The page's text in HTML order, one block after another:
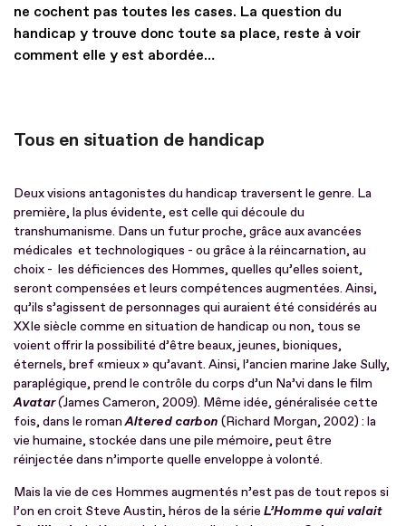
ne cochent pas toutes les cases. La question du
handicap y trouve donc toute sa place, reste à voir
comment elle y est abordée…
Tous en situation de handicap
Deux visions antagonistes du handicap traversent le genre. La
première, la plus évidente, est celle qui découle du
transhumanisme. Dans un futur proche, grâce aux avancées
médicales et technologiques - ou grâce à la réincarnation, au
choix - les déficiences des Hommes, quelles qu’elles soient,
seront compensées et leurs compétences augmentées. Ainsi,
qu’ils s’agissent de personnages qui auraient été considérés au
XXIe siècle comme en situation de handicap ou non, tous se
voient offrir la possibilité d’être beaux, jeunes, bioniques,
éternels, bref «mieux » qu’avant. Ainsi, l’ancien marine Jake Sully,
paraplégique, prend le contrôle du corps d’un Na’vi dans le film
Avatar(James Cameron, 2009). Même idée, généralisée cette
fois, dans le romanAltered carbon (Richard Morgan, 2002) : la
vie humaine, stockée dans une pile mémoire, peut être
réinjectée dans n’importe quelle enveloppe à volonté.
Mais la vie de ces Hommes augmentés n’est pas de tout repos si
l’on en croit Steve Austin, héros de la série L’Homme qui valait